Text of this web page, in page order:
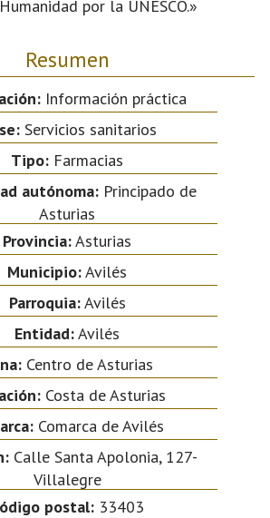
por la UNESCO.»
Resumen
Información práctica
Servicios sanitarios
Tipo: Farmacias
autónoma:Principado de
Asturias
Provincia:Asturias
Municipio:Avilés
Parroquia:Avilés
Entidad:Avilés
Centro de Asturias
Costa de Asturias
Comarca de Avilés
Calle Santa Apolonia, 127-
Villalegre
postal:33403